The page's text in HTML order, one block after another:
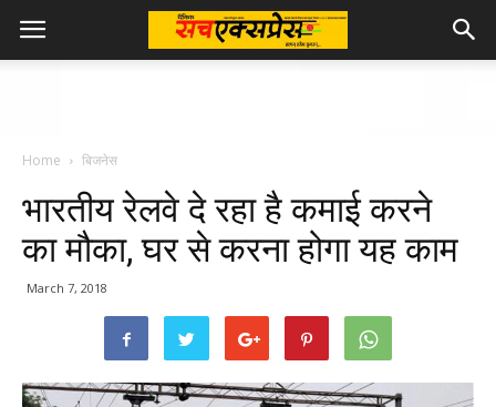
Home बिजनेस
भारतीय रेलवे दे रहा है कमाई करने
का मौका, घर से करना होगा यह काम
March 7, 2018